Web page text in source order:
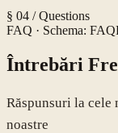
§ 04 / Questions
FAQ · Schema:
Întrebări
Răspunsuri la cele
noastre